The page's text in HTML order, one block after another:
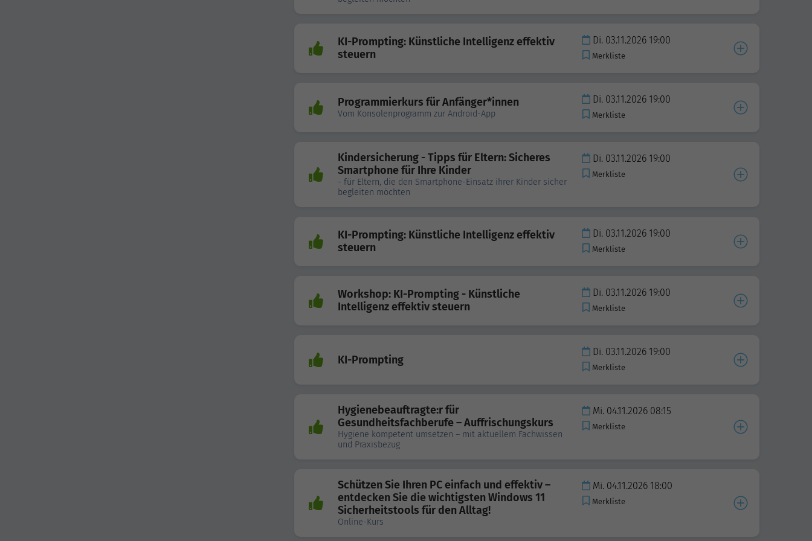
KI-Prompting: Künstliche Intelligenz effektiv
steuern
Di. 03.11.2026 19:00
Merkliste
Programmierkurs für Anfänger*innen
Vom Konsolenprogramm zur Android-App
Di. 03.11.2026 19:00
Merkliste
Kindersicherung - Tipps für Eltern: Sicheres
Smartphone für Ihre Kinder
- für Eltern, die den Smartphone-Einsatz ihrer Kinder sicher
begleiten möchten
Di. 03.11.2026 19:00
Merkliste
KI-Prompting: Künstliche Intelligenz effektiv
steuern
Di. 03.11.2026 19:00
Merkliste
Workshop: KI-Prompting - Künstliche
Intelligenz effektiv steuern
Di. 03.11.2026 19:00
Merkliste
KI-Prompting
Di. 03.11.2026 19:00
Merkliste
Hygienebeauftragte:r für
Gesundheitsfachberufe – Auffrischungskurs
Hygiene kompetent umsetzen – mit aktuellem Fachwissen
und Praxisbezug
Mi. 04.11.2026 08:15
Merkliste
Schützen Sie Ihren PC einfach und effektiv –
entdecken Sie die wichtigsten Windows 11
Sicherheitstools für den Alltag!
Online-Kurs
Mi. 04.11.2026 18:00
Merkliste